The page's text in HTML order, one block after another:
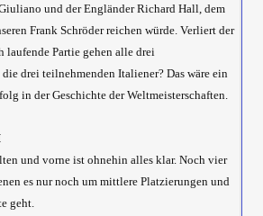
und der Engländer Richard Hall, dem
Frank Schröder reichen würde. Verliert der
laufende Partie gehen alle drei
drei teilnehmenden Italiener? Das wäre ein
in der Geschichte der Weltmeisterschaften.
und vorne ist ohnehin alles klar. Noch vier
es nur noch um mittlere Platzierungen und
geht.